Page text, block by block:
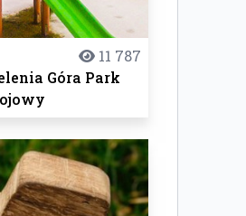
11 787
Góra Park